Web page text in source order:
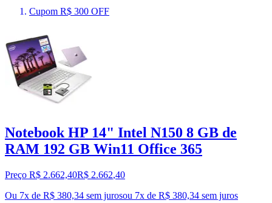
Cupom R$ 300 OFF
Notebook HP 14" Intel N150 8 GB de
RAM 192 GB Win11 Office 365
Preço R$ 2.662,40R$ 2.662,40
Ou 7x de R$ 380,34 sem jurosou 7x de R$ 380,34 sem juros